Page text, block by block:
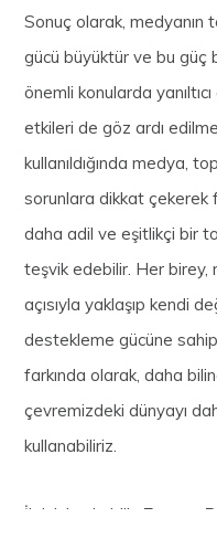
Sonuç olarak, medyanın
gücü büyüktür ve bu güç
önemli konularda
etkileri de göz ardı
kullanıldığında medya,
sorunlara dikkat çekerek
daha adil ve eşitlikçi bir
teşvik edebilir. Her birey,
açısıyla yaklaşıp kendi
destekleme gücüne
farkında olarak, daha
çevremizdeki dünyayı
kullanabiliriz.
İlginizi çekebilir: Zaman